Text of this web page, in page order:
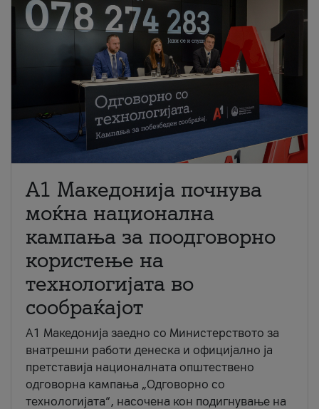
A1 Македонија почнува
моќна национална
кампања за поодговорно
користење на
технологијата во
сообраќајот
A1 Македонија заедно со Министерството за
внатрешни работи денеска и официјално ја
претставија националната општествено
одговорна кампања „Одговорно со
технологијата“, насочена кон подигнување на